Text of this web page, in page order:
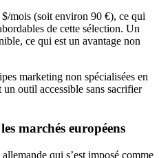
mois (soit environ 90 €), ce qui
de cette sélection. Un
ce qui est un avantage non
marketing non spécialisées en
outil accessible sans sacrifier
marchés européens
qui s’est imposé comme